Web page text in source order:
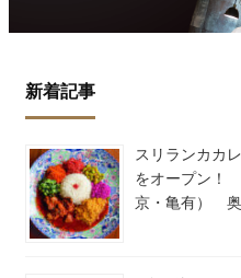
新着記事
スリランカカ
をオープン！
京・亀有）